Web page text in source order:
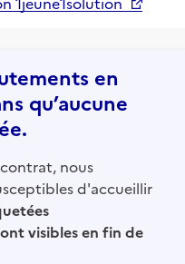
en
qu’aucune
nous
d'accueillir
visibles en fin de